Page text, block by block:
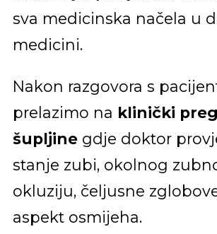
sva medicinska načela u
medicini.
Nakon razgovora s
prelazimo na klinički
šupljinegdje doktor
stanje zubi, okolnog
okluziju, čeljusne
aspekt osmijeha.